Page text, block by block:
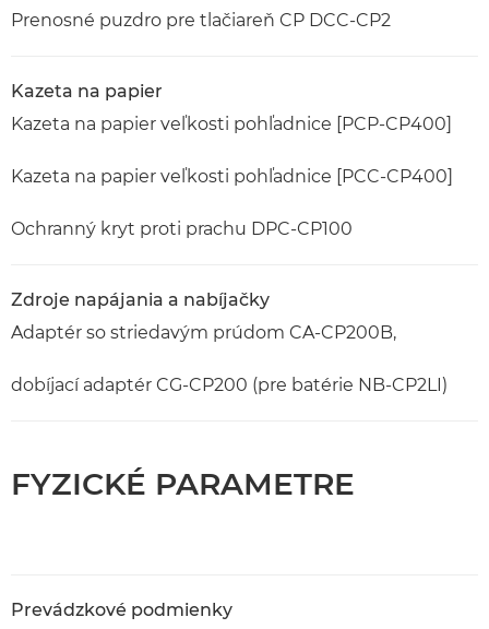
Prenosné puzdro pre tlačiareň CP DCC-CP2
Kazeta na papier
Kazeta na papier veľkosti pohľadnice [PCP-CP400]
Kazeta na papier veľkosti pohľadnice [PCC-CP400]
Ochranný kryt proti prachu DPC-CP100
Zdroje napájania a nabíjačky
Adaptér so striedavým prúdom CA-CP200B,
dobíjací adaptér CG-CP200 (pre batérie NB-CP2LI)
FYZICKÉ PARAMETRE
Prevádzkové podmienky